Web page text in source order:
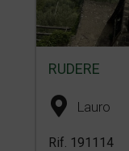
RUDERE
Lauro
Rif. 191114